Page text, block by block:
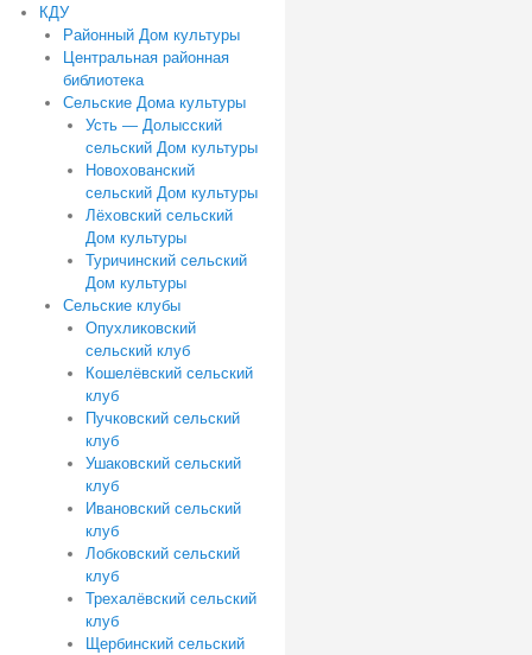
КДУ
Районный Дом культуры
Центральная районная
библиотека
Сельские Дома культуры
Усть — Долысский
сельский Дом культуры
Новохованский
сельский Дом культуры
Лёховский сельский
Дом культуры
Туричинский сельский
Дом культуры
Сельские клубы
Опухликовский
сельский клуб
Кошелёвский сельский
клуб
Пучковский сельский
клуб
Ушаковский сельский
клуб
Ивановский сельский
клуб
Лобковский сельский
клуб
Трехалёвский сельский
клуб
Щербинский сельский